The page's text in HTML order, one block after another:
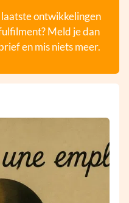
ontwikkelingen
Meld je dan
en mis niets meer.